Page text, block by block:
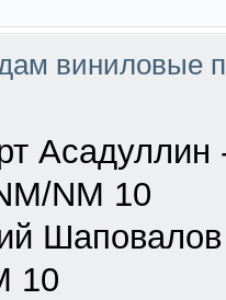
виниловые
Асадуллин
NM 10
10